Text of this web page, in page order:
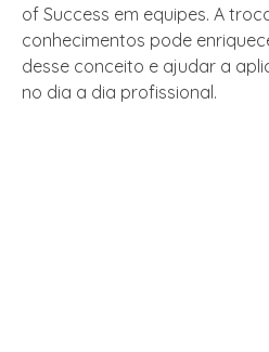
of Success em equipes. A
conhecimentos pode
desse conceito e ajudar a
no dia a dia profissional.